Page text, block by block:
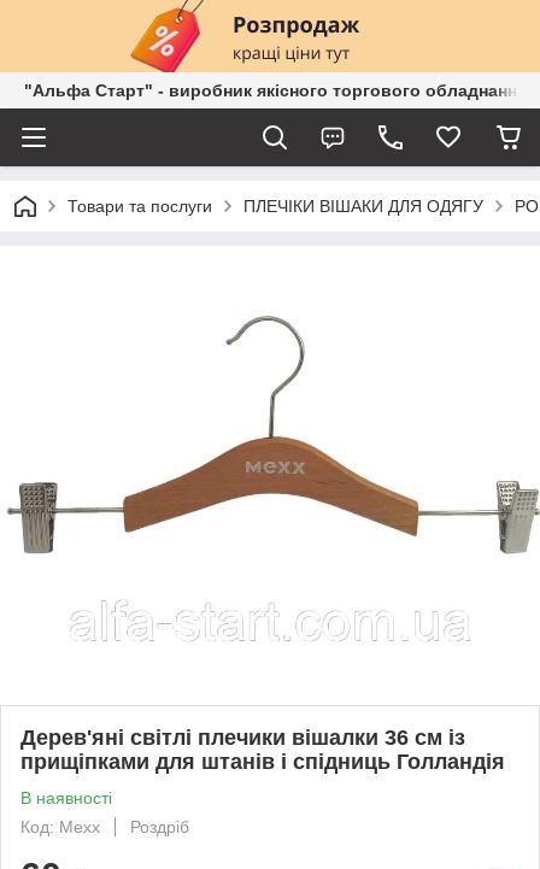
"Альфа Старт" - виробник якісного торгового обладнання
Товари та послуги ПЛЕЧІКИ ВІШАКИ ДЛЯ ОДЯГУ
Дерев'яні світлі плечики вішалки 36 см із
прищіпками для штанів і спідниць Голландія
В наявності
Код: Mexx
Роздріб